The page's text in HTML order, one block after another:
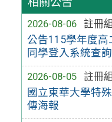
2026-08-06
註冊組
公告115學年度高
同學登入系統查詢
2026-08-05
註冊組
國立東華大學特
傳海報